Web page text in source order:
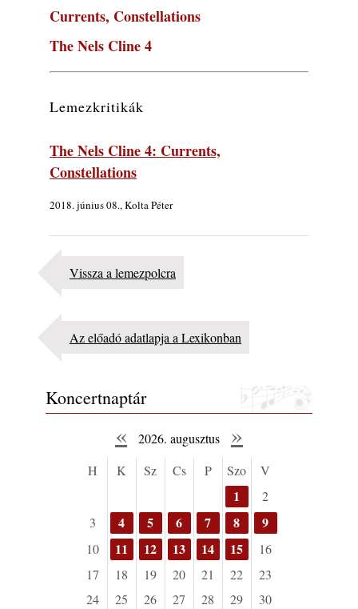
eseménye: augusztus közepén érkezik a
Malomvölgy Fesztivál!
2026. augusztus 08.
Dixieland Napok (Hajdúszoboszló – 2026.
2026. augusztus 08.
Jazz-rock albumok 1986-ból - Shakatak
2026. augusztus 08.
Jazz-rock albumok 1984-ből - John Scofield
X. BOHÉM JAZZFŐVÁROS fesztivál,
színpad, 10 ország zenészei, 40 óra zene és
2026. augusztus 05.
Magyar Jazz ABC – 541. rész: Juhász
2026. augusztus 05.
Jazz-rock albumok 1983-ból - John Scofield
„Out like a Light”
Currents, Constellations
The Nels Cline 4
Lemezkritikák
The Nels Cline 4: Currents,
Constellations
2018. június 08., Kolta Péter
Vissza a lemezpolcra
Az előadó adatlapja a Lexikonban
Koncertnaptár
« 2026. augusztus »
H K Sz Cs P Szo V
1
2
3
4 5 6 7 8 9
10 11 12 13 14 15
16
17
18 19 20 21 22
23
24
25 26 27 28 29
30